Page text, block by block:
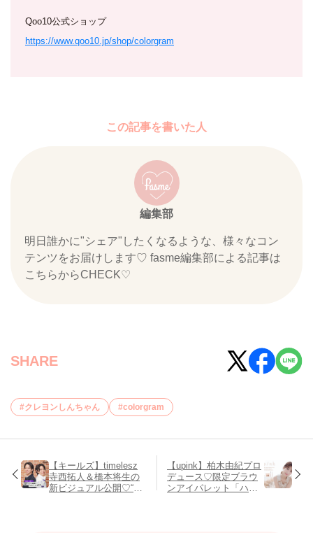
Qoo10公式ショップ
https://www.qoo10.jp/shop/colorgram
この記事を書いた人
編集部
明日誰かに"シェア"したくなるような、様々なコン
テンツをお届けします♡ fasme編集部による記事は
こちらからCHECK♡
SHARE
クレヨンしんちゃん colorgram
【キールズ】timelesz
寺西拓人＆橋本将生の
新ビジュアル公開♡“美
【upink】柏木由紀プロ
デュース♡限定ブラウ
ンアイパレット「ハニ